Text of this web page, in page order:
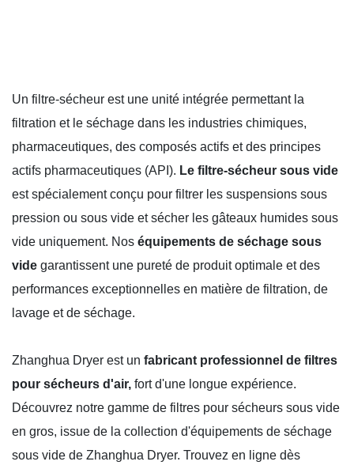
Un filtre-sécheur est une unité intégrée permettant la
filtration et le séchage dans les industries chimiques,
pharmaceutiques, des composés actifs et des principes
actifs pharmaceutiques (API). Le filtre-sécheur sous vide
est spécialement conçu pour filtrer les suspensions sous
pression ou sous vide et sécher les gâteaux humides sous
vide uniquement. Nos équipements de séchage sous
vide garantissent une pureté de produit optimale et des
performances exceptionnelles en matière de filtration, de
lavage et de séchage.
Zhanghua Dryer est un fabricant professionnel de filtres
pour sécheurs d'air, fort d'une longue expérience.
Découvrez notre gamme de filtres pour sécheurs sous vide
en gros, issue de la collection d'équipements de séchage
sous vide de Zhanghua Dryer. Trouvez en ligne dès